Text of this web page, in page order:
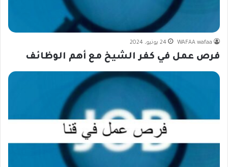
WAFAA wafaa 24 يونيو، 2024
فرص عمل في كفر الشيخ مع أهم الوظائف